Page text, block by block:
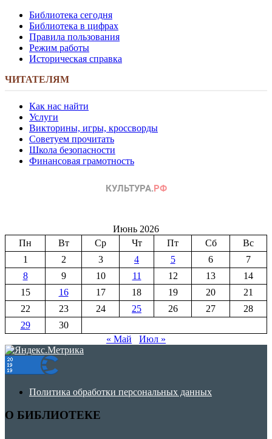
Библиотека сегодня
Библиотека в цифрах
Правила пользования
Режим работы
Историческая справка
ЧИТАТЕЛЯМ
Как нас найти
Услуги
Викторины, игры, кроссворды
Советуем прочитать
Школа безопасности
Финансовая грамотность
Июнь 2026
Пн
Вт Ср Чт Пт Сб
Вс
1
2 3 4 5 6
7
8
9 10 11 12 13
14
15
16 17 18 19 20
21
22
23 24 25 26 27
28
29
30
« Май
Июл »
Политика обработки персональных данных
О БИБЛИОТЕКЕ